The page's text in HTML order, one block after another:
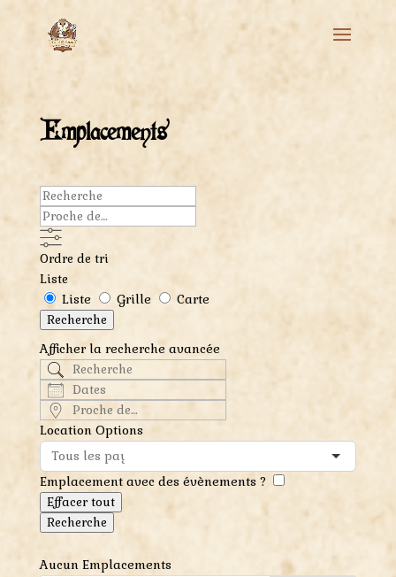
Emplacements
Recherche
Proche
de…
Ordre de tri
Liste
Type
d’affichage
résultats
de
la
recherche
Liste Grille Carte
Recherche
Afficher la recherche avancée
Recherche
Dates
Proche
de…
Location Options
Pays
Emplacement avec des évènements ?
Effacer tout
Recherche
Aucun Emplacements